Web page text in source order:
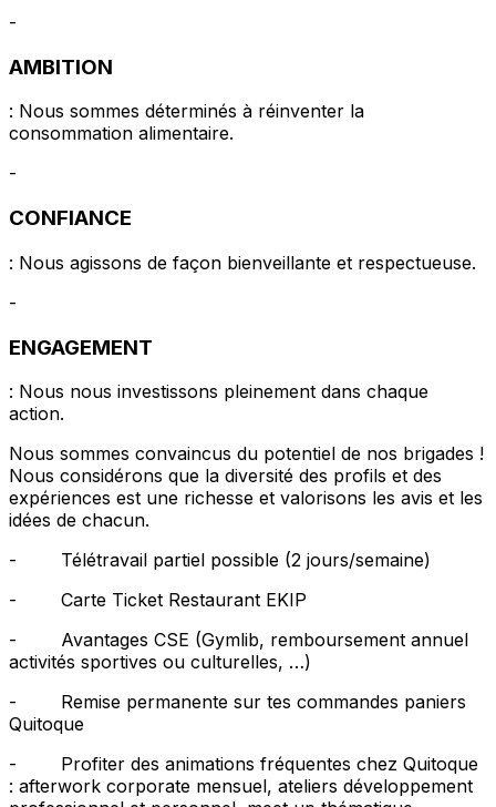
-
AMBITION
: Nous sommes déterminés à réinventer la
consommation alimentaire.
-
CONFIANCE
: Nous agissons de façon bienveillante et respectueuse.
-
ENGAGEMENT
: Nous nous investissons pleinement dans chaque
action.
Nous sommes convaincus du potentiel de nos brigades !
Nous considérons que la diversité des profils et des
expériences est une richesse et valorisons les avis et les
idées de chacun.
- Télétravail partiel possible (2 jours/semaine)
- Carte Ticket Restaurant EKIP
- Avantages CSE (Gymlib, remboursement annuel
activités sportives ou culturelles, …)
- Remise permanente sur tes commandes paniers
Quitoque
- Profiter des animations fréquentes chez Quitoque
: afterwork corporate mensuel, ateliers développement